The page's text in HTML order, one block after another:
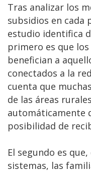
Tras analizar los
subsidios en cada
estudio identifica
primero es que
benefician a
conectados a la
cuenta que
de las áreas
automáticamente
posibilidad de
El segundo es
sistemas, las